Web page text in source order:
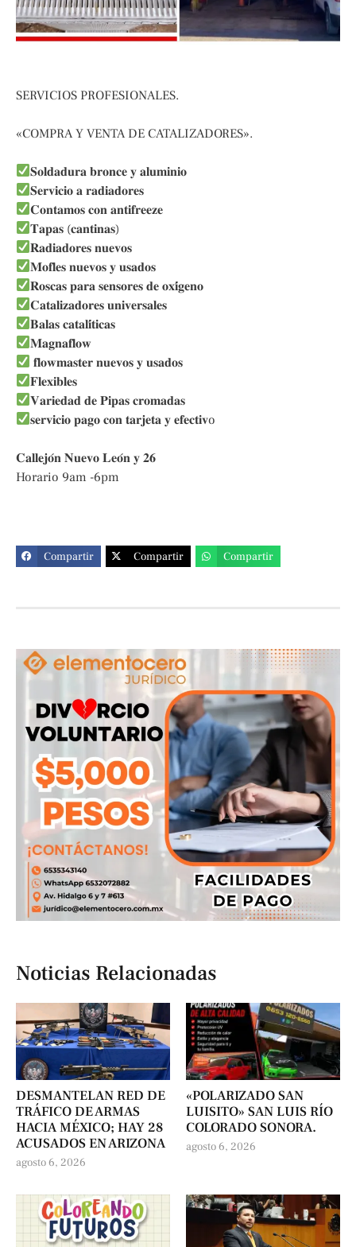
SERVICIOS PROFESIONALES.
«COMPRA Y VENTA DE CATALIZADORES».
𝐒𝐨𝐥𝐝𝐚𝐝𝐮𝐫𝐚 𝐛𝐫𝐨𝐧𝐜𝐞 𝐲 𝐚𝐥𝐮𝐦𝐢𝐧𝐢𝐨
𝐒𝐞𝐫𝐯𝐢𝐜𝐢𝐨 𝐚 𝐫𝐚𝐝𝐢𝐚𝐝𝐨𝐫𝐞𝐬
𝐂𝐨𝐧𝐭𝐚𝐦𝐨𝐬 𝐜𝐨𝐧 𝐚𝐧𝐭𝐢𝐟𝐫𝐞𝐞𝐳𝐞
𝐓𝐚𝐩𝐚𝐬 (𝐜𝐚𝐧𝐭𝐢𝐧𝐚𝐬)
𝐑𝐚𝐝𝐢𝐚𝐝𝐨𝐫𝐞𝐬 𝐧𝐮𝐞𝐯𝐨𝐬
𝐌𝐨𝐟𝐥𝐞𝐬 𝐧𝐮𝐞𝐯𝐨𝐬 𝐲 𝐮𝐬𝐚𝐝𝐨𝐬
𝐑𝐨𝐬𝐜𝐚𝐬 𝐩𝐚𝐫𝐚 𝐬𝐞𝐧𝐬𝐨𝐫𝐞𝐬 𝐝𝐞 𝐨𝐱𝐢́𝐠𝐞𝐧𝐨
𝐂𝐚𝐭𝐚𝐥𝐢𝐳𝐚𝐝𝐨𝐫𝐞𝐬 𝐮𝐧𝐢𝐯𝐞𝐫𝐬𝐚𝐥𝐞𝐬
𝐁𝐚𝐥𝐚𝐬 𝐜𝐚𝐭𝐚𝐥𝐢́𝐭𝐢𝐜𝐚𝐬
𝐌𝐚𝐠𝐧𝐚𝐟𝐥𝐨𝐰
𝐟𝐥𝐨𝐰𝐦𝐚𝐬𝐭𝐞𝐫 𝐧𝐮𝐞𝐯𝐨𝐬 𝐲 𝐮𝐬𝐚𝐝𝐨𝐬
𝐅𝐥𝐞𝐱𝐢𝐛𝐥𝐞𝐬
𝐕𝐚𝐫𝐢𝐞𝐝𝐚𝐝 𝐝𝐞 𝐏𝐢𝐩𝐚𝐬 𝐜𝐫𝐨𝐦𝐚𝐝𝐚𝐬
𝐬𝐞𝐫𝐯𝐢𝐜𝐢𝐨 𝐩𝐚𝐠𝐨 𝐜𝐨𝐧 𝐭𝐚𝐫𝐣𝐞𝐭𝐚 𝐲 𝐞𝐟𝐞𝐜𝐭𝐢𝐯o
𝐂𝐚𝐥𝐥𝐞𝐣𝐨́𝐧 𝐍𝐮𝐞𝐯𝐨 𝐋𝐞𝐨́𝐧 𝐲 𝟐𝟔
Horario 9am -6pm
Compartir Compartir Compartir
Noticias Relacionadas
DESMANTELAN RED DE
TRÁFICO DE ARMAS
HACIA MÉXICO; HAY 28
ACUSADOS EN ARIZONA
agosto 6, 2026
«POLARIZADO SAN
LUISITO» SAN LUIS RÍO
COLORADO SONORA.
agosto 6, 2026